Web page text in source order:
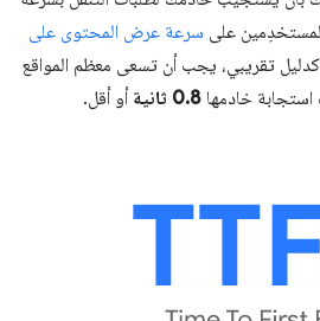
علىسرعة عرض المحتوى على
تقريبي، يجب أن تسعى معظم المواقع
خادمها0.8 ثانية أو أقل.